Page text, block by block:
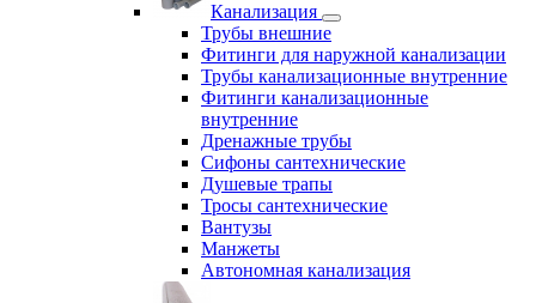
Канализация
Трубы внешние
Фитинги для наружной канализации
Трубы канализационные внутренние
Фитинги канализационные
внутренние
Дренажные трубы
Сифоны сантехнические
Душевые трапы
Тросы сантехнические
Вантузы
Манжеты
Автономная канализация